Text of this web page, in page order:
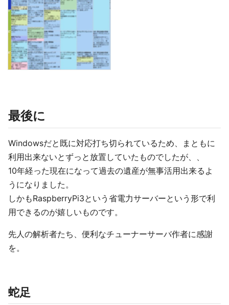
最後に
Windowsだと既に対応打ち切られているため、まともに
利用出来ないとずっと放置していたものでしたが、、
10年経った現在になって過去の遺産が無事活用出来るよ
うになりました。
しかもRaspberryPi3という省電力サーバーという形で利
用できるのが嬉しいものです。
先人の解析者たち、便利なチューナーサーバ作者に感謝
を。
蛇足